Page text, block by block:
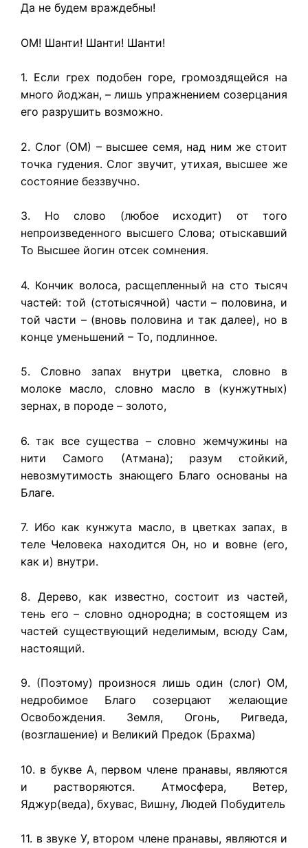
Да не будем враждебны!
ОМ! Шанти! Шанти! Шанти!
1. Если грех подобен горе, громоздящейся на
много йоджан, – лишь упражнением созерцания
его разрушить возможно.
2. Слог (ОМ) – высшее семя, над ним же стоит
точка гудения. Слог звучит, утихая, высшее же
состояние беззвучно.
3. Но слово (любое исходит) от того
непроизведенного высшего Слова; отыскавший
То Высшее йогин отсек сомнения.
4. Кончик волоса, расщепленный на сто тысяч
частей: той (стотысячной) части – половина, и
той части – (вновь половина и так далее), но в
конце уменьшений – То, подлинное.
5. Словно запах внутри цветка, словно в
молоке масло, словно масло в (кунжутных)
зернах, в породе – золото,
6. так все существа – словно жемчужины на
нити Самого (Атмана); разум стойкий,
невозмутимость знающего Благо основаны на
Благе.
7. Ибо как кунжута масло, в цветках запах, в
теле Человека находится Он, но и вовне (его,
как и) внутри.
8. Дерево, как известно, состоит из частей,
тень его – словно однородна; в состоящем из
частей существующий неделимым, всюду Сам,
настоящий.
9. (Поэтому) произнося лишь один (слог) ОМ,
недробимое Благо созерцают желающие
Освобождения. Земля, Огонь, Ригведа,
(возглашение) и Великий Предок (Брахма)
10. в букве А, первом члене пранавы, являются
и растворяются. Атмосфера, Ветер,
Яджур(веда), бхувас, Вишну, Людей Побудитель
11. в звуке У, втором члене пранавы, являются и